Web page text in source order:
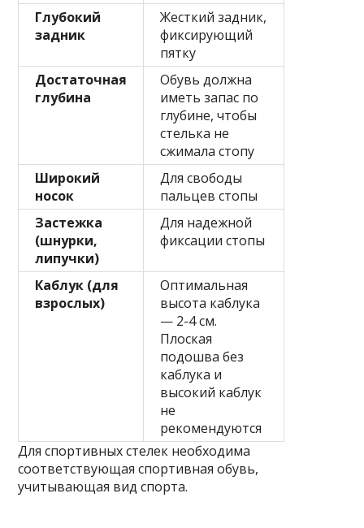
Глубокий
задник
Жесткий задник,
фиксирующий
пятку
Достаточная
глубина
Обувь должна
иметь запас по
глубине, чтобы
стелька не
сжимала стопу
Широкий
носок
Для свободы
пальцев стопы
Застежка
(шнурки,
липучки)
Для надежной
фиксации стопы
Каблук (для
взрослых)
Оптимальная
высота каблука
— 2-4 см.
Плоская
подошва без
каблука и
высокий каблук
не
рекомендуются
Для спортивных стелек необходима
соответствующая спортивная обувь,
учитывающая вид спорта.